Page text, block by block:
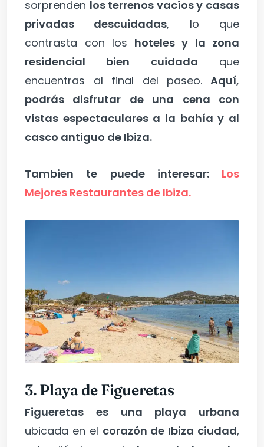
sorprenden los terrenos vacíos y casas
privadas descuidadas, lo que
contrasta con los hoteles y la zona
residencial bien cuidada que
encuentras al final del paseo. Aquí,
podrás disfrutar de una cena con
vistas espectaculares a la bahía y al
casco antiguo de Ibiza.
Tambien te puede interesar: Los
Mejores Restaurantes de Ibiza.
3. Playa de Figueretas
Figueretas es una playa urbana
ubicada en el corazón de Ibiza ciudad,